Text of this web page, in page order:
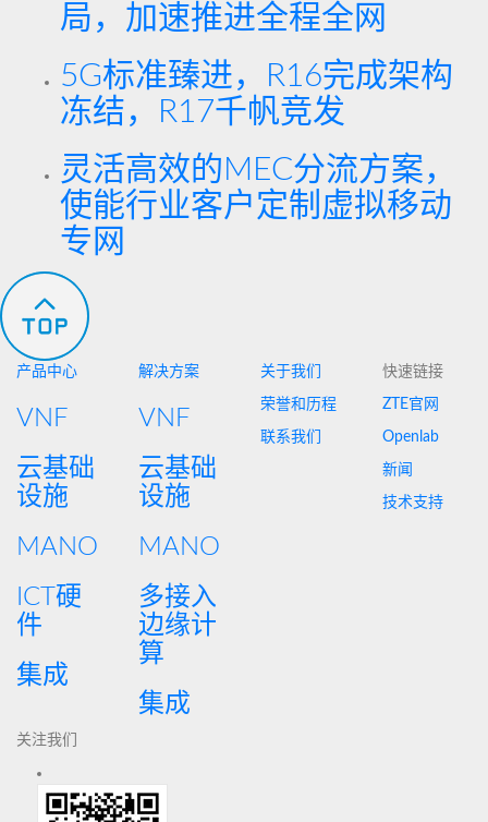
局，加速推进全程全网
5G标准臻进，R16完成架构
冻结，R17千帆竞发
灵活高效的MEC分流方案，
使能行业客户定制虚拟移动
专网
产品中心
VNF
云基础
设施
MANO
ICT硬
件
集成
解决方案
VNF
云基础
设施
MANO
多接入
边缘计
算
集成
关于我们
荣誉和历程
联系我们
快速链接
ZTE官网
Openlab
新闻
技术支持
关注我们